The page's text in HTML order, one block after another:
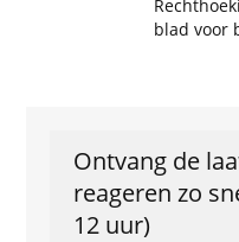
blad voor
Ontvang de
reageren zo
12 uur)